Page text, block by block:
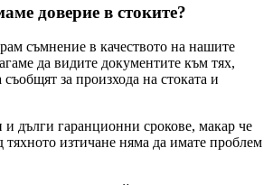
доверие в стоките?
съмнение в качеството на нашите
да видите документите към тях,
за произхода на стоката и
и дълги гаранционни срокове, макар че
тяхното изтичане няма да имате проблем